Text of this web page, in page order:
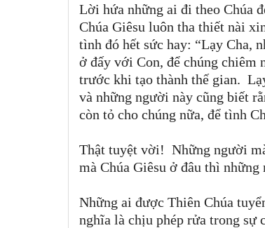
Lời hứa những ai đi theo Chúa
Chúa Giêsu luôn tha thiết nài
tình đó hết sức hay: “Lạy Cha,
ở đấy với Con, để chúng chiêm
trước khi tạo thành thế gian.
và những người này cũng biết
còn tỏ cho chúng nữa, để tình
Thật tuyệt vời! Những người
mà Chúa Giêsu ở đâu thì
Những ai được Thiên Chúa
nghĩa là chịu phép rửa trong sự